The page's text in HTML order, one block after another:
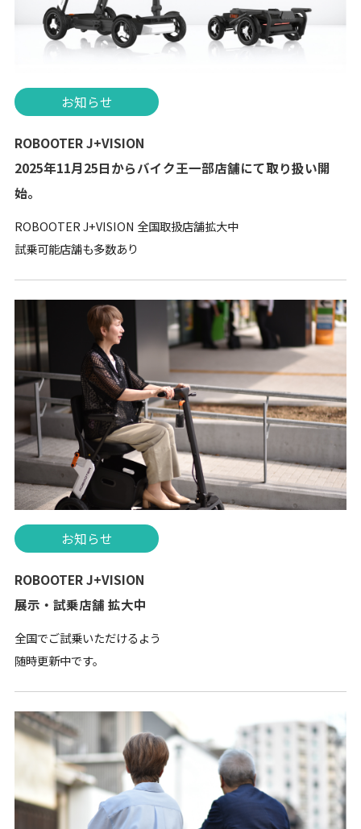
お知らせ
ROBOOTER J+VISION
2025年11月25日からバイク王一部店舗にて取り扱い開
始。
ROBOOTER J+VISION 全国取扱店舗拡大中
試乗可能店舗も多数あり
お知らせ
ROBOOTER J+VISION
展示・試乗店舗 拡大中
全国でご試乗いただけるよう
随時更新中です。